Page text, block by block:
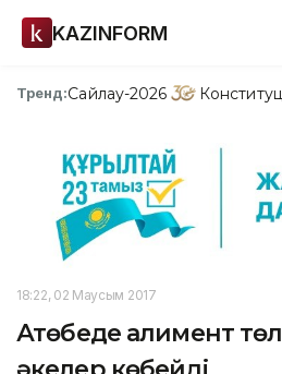
KAZINFORM
Тренд:Сайлау-2026
18:22, 02 Маусым 2017
Ақтөбеде алимент